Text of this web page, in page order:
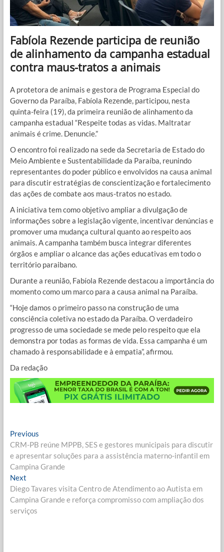
Fabíola Rezende participa de reunião
de alinhamento da campanha estadual
contra maus-tratos a animais
A protetora de animais e gestora de Programa Especial do
Governo da Paraíba, Fabíola Rezende, participou, nesta
quinta-feira (19), da primeira reunião de alinhamento da
campanha estadual “Respeite todas as vidas. Maltratar
animais é crime. Denuncie.”
O encontro foi realizado na sede da Secretaria de Estado do
Meio Ambiente e Sustentabilidade da Paraíba, reunindo
representantes do poder público e envolvidos na causa animal
para discutir estratégias de conscientização e fortalecimento
das ações de combate aos maus-tratos no estado.
A iniciativa tem como objetivo ampliar a divulgação de
informações sobre a legislação vigente, incentivar denúncias e
promover uma mudança cultural quanto ao respeito aos
animais. A campanha também busca integrar diferentes
órgãos e ampliar o alcance das ações educativas em todo o
território paraibano.
Durante a reunião, Fabíola Rezende destacou a importância do
momento como um marco para a causa animal na Paraíba.
“Hoje damos o primeiro passo na construção de uma
consciência coletiva no estado da Paraíba. O verdadeiro
progresso de uma sociedade se mede pelo respeito que ela
demonstra por todas as formas de vida. Essa campanha é um
chamado à responsabilidade e à empatia”, afirmou.
Da redação
Navegação
de
Post
PreviousPrevious
post:
CRM-PB reúne MPPB, SES e gestores municipais para discutir
e apresentar soluções para a assistência materno-infantil em
Campina Grande
NextNext
post:
Diego Tavares visita Centro de Atendimento ao Autista em
Campina Grande e reforça compromisso com ampliação dos
serviços